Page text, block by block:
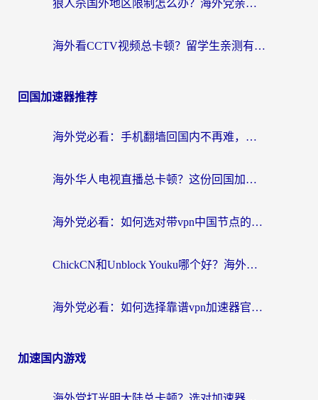
狼人杀国外地区限制怎么办？海外党亲测有效的全场景回国加速指南
海外看CCTV视频总卡顿？留学生亲测有效的回国加速器选择指南
回国加速器推荐
海外党必看：手机翻墙回国内不再难，一篇搞定无缝访问国内资源指南
海外华人电视直播总卡顿？这份回国加速器选择指南帮你无缝看国内资源
海外党必看：如何选对带vpn中国节点的加速器？无缝访问国内资源全攻略
ChickCN和Unblock Youku哪个好？海外党亲测4款热门回国加速器，附避坑指南
海外党必看：如何选择靠谱vpn加速器官网？轻松解决国内APP地区限制
加速国内游戏